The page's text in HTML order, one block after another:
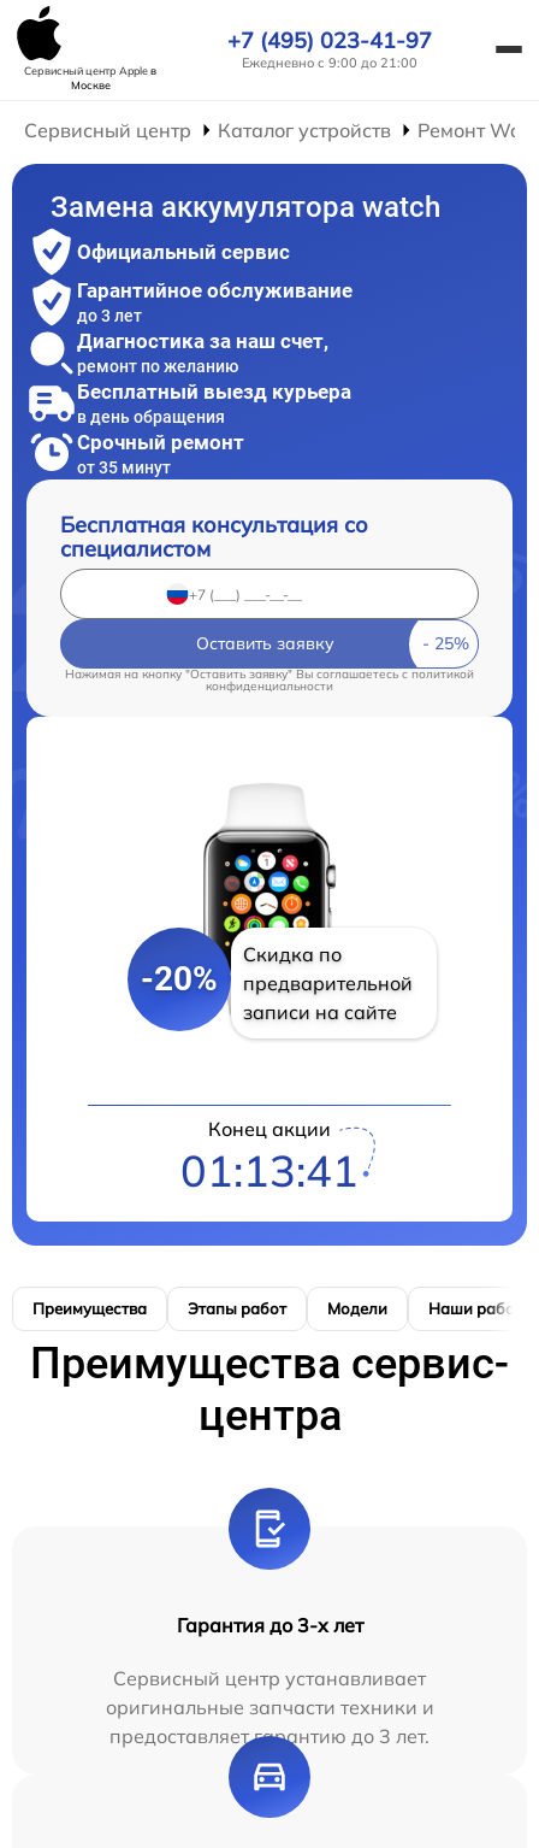
Сервисный центр Appleв
Москве
+7 (495) 023-41-97
Ежедневно с 9:00 до 21:00
Сервисный центр Каталог устройств Ремонт
Замена аккумулятора watch
Официальный сервис
Гарантийное обслуживание
до 3 лет
Диагностика за наш счет,
ремонт по желанию
Бесплатный выезд курьера
в день обращения
Срочный ремонт
от 35 минут
Бесплатная консультация со
специалистом
Оставить заявку
Нажимая на кнопку "Оставить заявку" Вы соглашаетесь cполитикой
конфиденциальности
-20%
Скидка по
предварительной
записи на сайте
Конец акции
01:13:41
Преимущества Этапы работ Модели Наши работы
Преимущества сервис-
центра
Гарантия до 3-х лет
Сервисный центр устанавливает
оригинальные запчасти техники и
предоставляет гарантию до 3 лет.